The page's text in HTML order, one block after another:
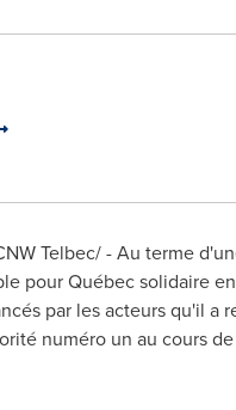
Telbec/ - Au terme
pour Québec solidaire
par les acteurs qu'il
numéro un au cours